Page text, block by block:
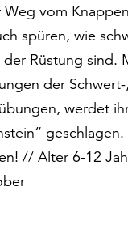
vom
spüren, wie
der Rüstung sind.
der
werdet
// Alter 6-12